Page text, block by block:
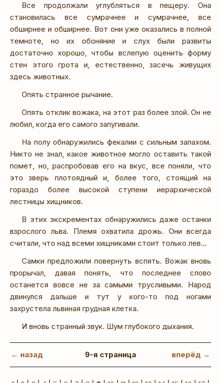
Все продолжали углубляться в пещеру. Она
становилась все сумрачнее и сумрачнее, все
обширнее и обширнее. Вот они уже оказались в полной
темноте, но их обоняние и слух были развиты
достаточно хорошо, чтобы вслепую оценить форму
стен этого грота и, естественно, засечь живущих
здесь животных.
Опять странное рычание.
Опять отклик вожака, на этот раз более злой. Он не
любил, когда его самого запугивали.
На полу обнаружились фекалии с сильным запахом.
Никто не знал, какое животное могло оставить такой
помет, но, распробовав его на вкус, все поняли, что
это зверь плотоядный и, более того, стоящий на
гораздо более высокой ступени иерархической
лестницы хищников.
В этих экскрементах обнаружились даже останки
взрослого льва. Племя охватила дрожь. Они всегда
считали, что над всеми хищниками стоит только лев...
Самки предложили повернуть вспять. Вожак вновь
прорычал, давая понять, что последнее слово
останется вовсе не за самыми трусливыми. Народ
двинулся дальше и тут у кого-то под ногами
захрустела львиная грудная клетка.
И вновь странный звук. Шум глубокого дыхания.
← назад 9-я страница вперёд →